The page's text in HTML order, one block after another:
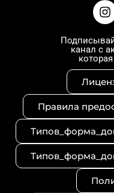
I
n
t
a
g
r
a
канал с
Правила